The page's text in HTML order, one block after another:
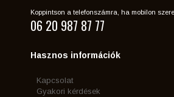
Koppintson a telefonszámra, ha mobilon
06 20 987 87 77
Hasznos információk
Kapcsolat
Gyakori kérdések